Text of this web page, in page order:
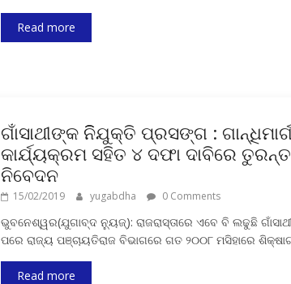
Read more
ଗାଁସାଥୀଙ୍କ ନିିଯୁକ୍ତି ପ୍ରସଙ୍ଗ :
କାର୍ଯ୍ୟକ୍ରମ ସହିତ ୪ ଦଫା ଦାବିରେ ତୁରନ୍ତ
ନିବେଦନ
15/02/2019 yugabdha 0 Comments
ଭୁବନେଶ୍ୱର(ଯୁଗାବ୍ଦ ନ୍ୟୁଜ୍‍): ରାଜରାସ୍ତାରେ ଏବେ ବି ଲଢୁଛି
ପରେ ରାଜ୍ୟ ପଞ୍ଚାୟତିରାଜ ବିଭାଗରେ ଗତ ୨୦୦୮ ମସିହାରେ
Read more